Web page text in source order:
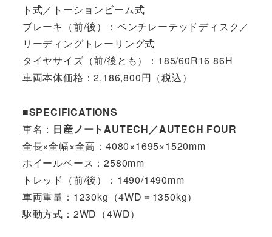
ト式／トーションビーム式
ブレーキ（前/後）：ベンチレーテッドディスク／
リーディングトレーリング式
タイヤサイズ（前/後とも）：185/60R16 86H
車両本体価格：2,186,800円（税込）
■SPECIFICATIONS
車名： 日産ノートAUTECH／AUTECH FOUR
全長×全幅×全高：4080×1695×1520mm
ホイールベース：2580mm
トレッド（前/後）：1490/1490mm
車両重量：1230kg（4WD＝1350kg）
駆動方式：2WD（4WD）